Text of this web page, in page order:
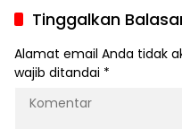
Tanah dan Kondisi Iklim
Tinggalkan
Alamat email Anda tidak
wajib ditandai *